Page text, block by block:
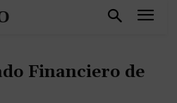
Financiero de